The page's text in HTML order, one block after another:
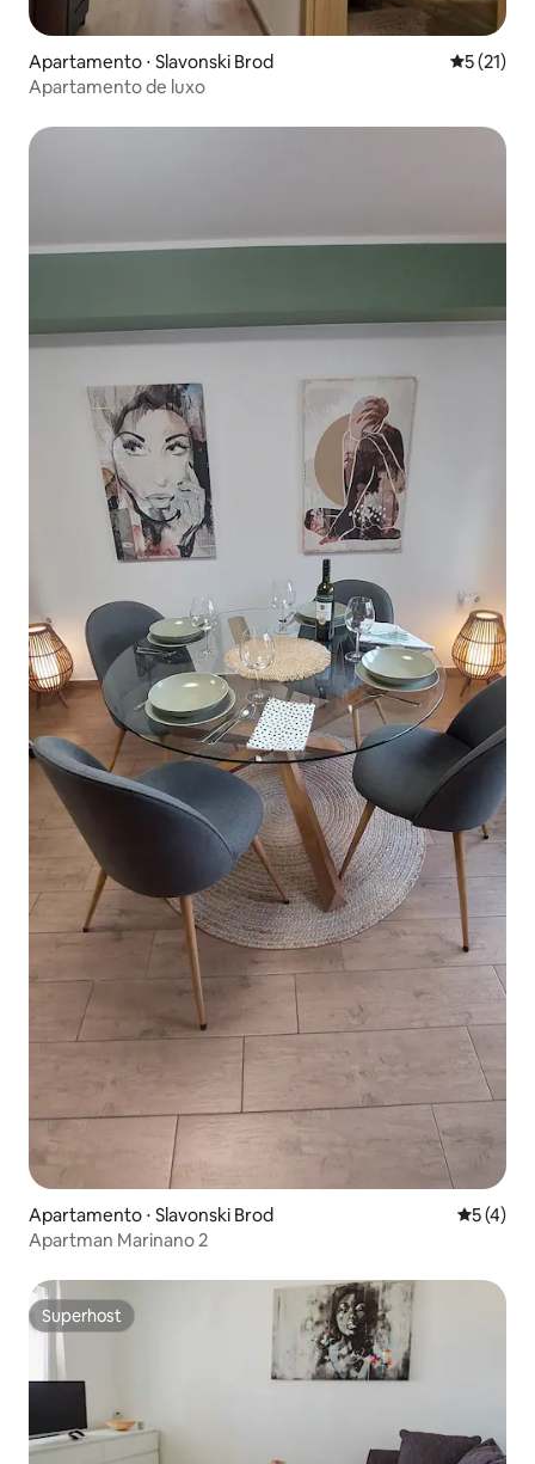
Apartamento ⋅ Slavonski Brod 5 de uma
5 (21)
Apartamento de luxo
Apartamento ⋅ Slavonski Brod 5 de
5 (4)
Apartman Marinano 2
Superhost
Superhost